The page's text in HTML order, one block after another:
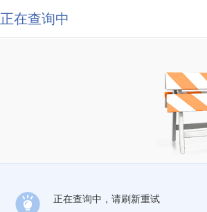
正在查询中
正在查询中，请刷新重试